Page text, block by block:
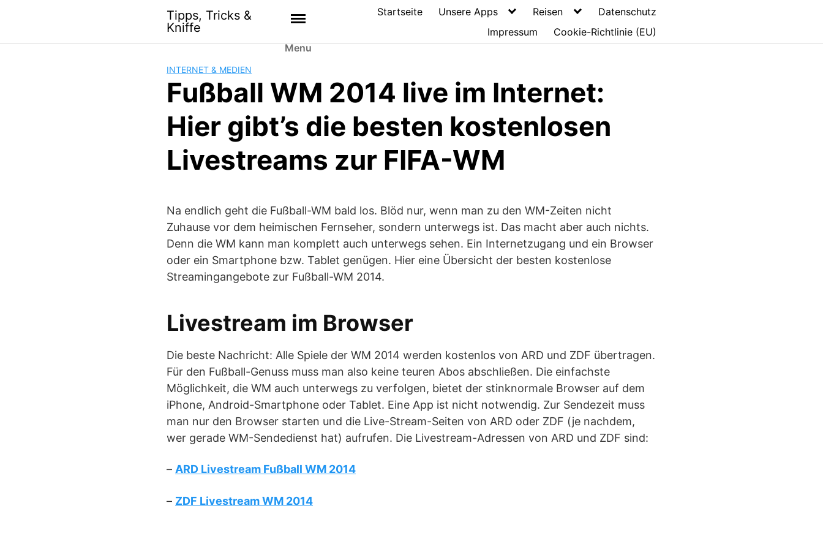
Tipps, Tricks &
Kniffe
Menu
Startseite Unsere Apps Reisen
Datenschutz
Impressum
Cookie-Richtlinie (EU)
INTERNET & MEDIEN
Fußball WM 2014 live im Internet:
Hier gibt’s die besten kostenlosen
Livestreams zur FIFA-WM
Na endlich geht die Fußball-WM bald los. Blöd nur, wenn man zu den WM-Zeiten nicht
Zuhause vor dem heimischen Fernseher, sondern unterwegs ist. Das macht aber auch nichts.
Denn die WM kann man komplett auch unterwegs sehen. Ein Internetzugang und ein Browser
oder ein Smartphone bzw. Tablet genügen. Hier eine Übersicht der besten kostenlose
Streamingangebote zur Fußball-WM 2014.
Livestream im Browser
Die beste Nachricht: Alle Spiele der WM 2014 werden kostenlos von ARD und ZDF übertragen.
Für den Fußball-Genuss muss man also keine teuren Abos abschließen. Die einfachste
Möglichkeit, die WM auch unterwegs zu verfolgen, bietet der stinknormale Browser auf dem
iPhone, Android-Smartphone oder Tablet. Eine App ist nicht notwendig. Zur Sendezeit muss
man nur den Browser starten und die Live-Stream-Seiten von ARD oder ZDF (je nachdem,
wer gerade WM-Sendedienst hat) aufrufen. Die Livestream-Adressen von ARD und ZDF sind:
– ARD Livestream Fußball WM 2014
– ZDF Livestream WM 2014